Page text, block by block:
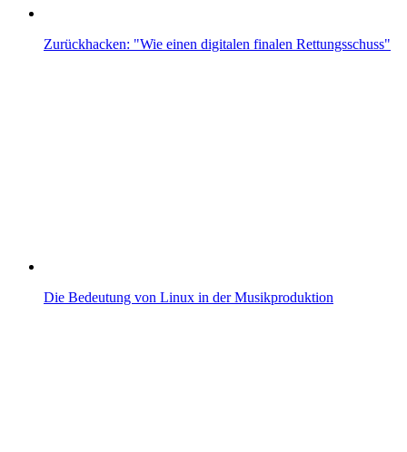
Zurückhacken: "Wie einen digitalen finalen Rettungsschuss"
Die Bedeutung von Linux in der Musikproduktion